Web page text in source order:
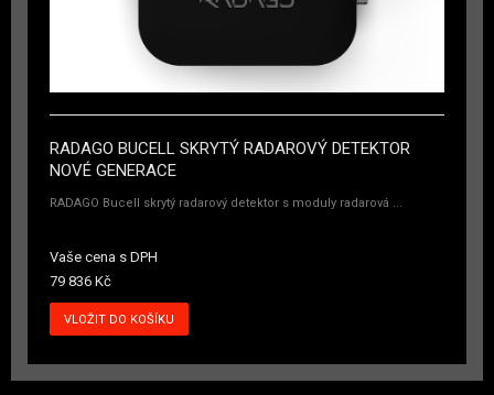
RADAGO BUCELL SKRYTÝ RADAROVÝ DETEKTOR
NOVÉ GENERACE
RADAGO Bucell skrytý radarový detektor s moduly radarová ...
Vaše cena s DPH
79 836 Kč